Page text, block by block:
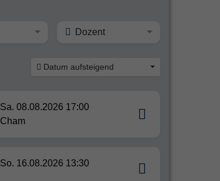
Dozent
Datum aufsteigend
Sa. 08.08.2026 17:00
Cham
So. 16.08.2026 13:30